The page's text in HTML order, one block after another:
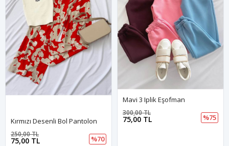
Kırmızı Desenli Bol Pantolon
75,00 TL
250,00 TL
%70
Mavi 3 Iplik Eşofman
75,00 TL
300,00 TL
%75